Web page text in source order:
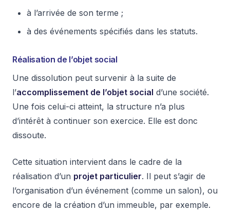
à l’arrivée de son terme ;
à des événements spécifiés dans les statuts.
Réalisation de l’objet social
Une dissolution peut survenir à la suite de
l’accomplissement de l’objet social d’une société.
Une fois celui-ci atteint, la structure n’a plus
d’intérêt à continuer son exercice. Elle est donc
dissoute.
Cette situation intervient dans le cadre de la
réalisation d’un projet particulier. Il peut s’agir de
l’organisation d’un événement (comme un salon), ou
encore de la création d’un immeuble, par exemple.